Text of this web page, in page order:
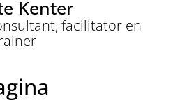
Kenter
facilitator en